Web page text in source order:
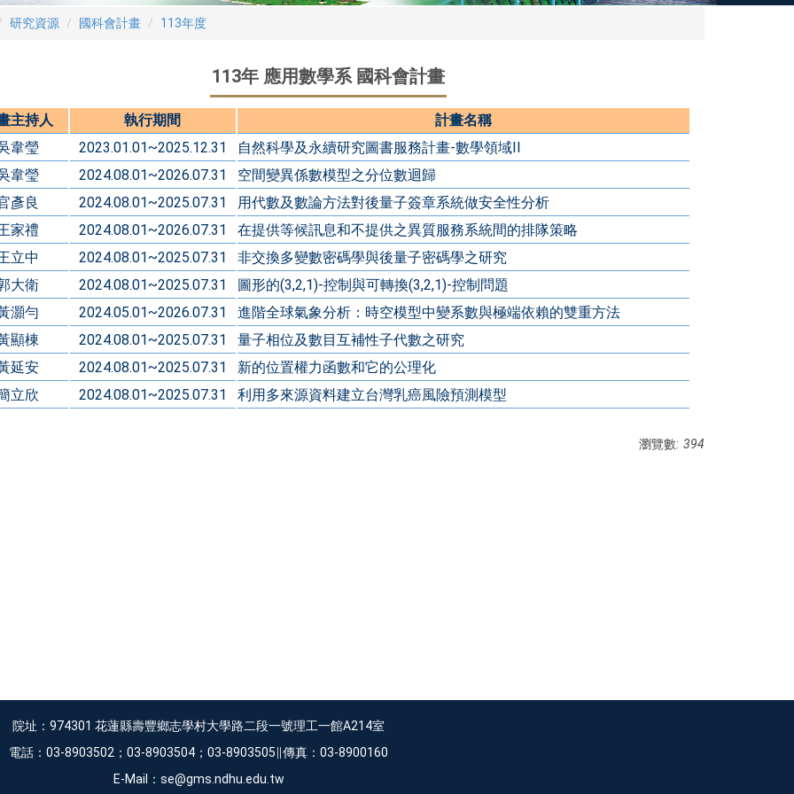
研究資源 國科會計畫 113年度
113年 應用數學系 國科會計畫
主持人 執行期間
計畫名稱
韋瑩
2023.01.01~2025.12.31
自然科學及永續研究圖書服務計畫-數學領域II
韋瑩
2024.08.01~2026.07.31
空間變異係數模型之分位數迴歸
彥良
2024.08.01~2025.07.31
用代數及數論方法對後量子簽章系統做安全性分析
家禮
2024.08.01~2026.07.31
在提供等候訊息和不提供之異質服務系統間的排隊策略
立中
2024.08.01~2025.07.31
非交換多變數密碼學與後量子密碼學之研究
大衛
2024.08.01~2025.07.31
圖形的(3,2,1)-控制與可轉換(3,2,1)-控制問題
灝勻
2024.05.01~2026.07.31
進階全球氣象分析：時空模型中變系數與極端依賴的雙重方法
顯棟
2024.08.01~2025.07.31
量子相位及數目互補性子代數之研究
延安
2024.08.01~2025.07.31
新的位置權力函數和它的公理化
立欣
2024.08.01~2025.07.31 利用多來源資料建立台灣乳癌風險預測模型
瀏覽數: 394
院址：974301 花蓮縣壽豐鄉志學村大學路二段一號理工一館A214室
電話：03-8903502；03-8903504；03-8903505∥傳真：03-8900160
E-Mail：se@gms.ndhu.edu.tw